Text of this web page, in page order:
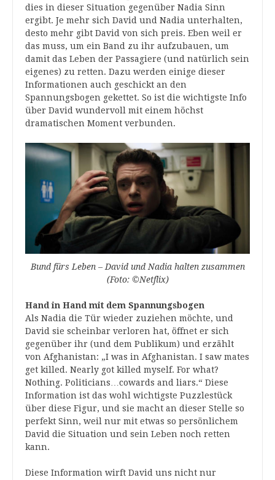
dies in dieser Situation gegenüber Nadia Sinn
ergibt. Je mehr sich David und Nadia unterhalten,
desto mehr gibt David von sich preis. Eben weil er
das muss, um ein Band zu ihr aufzubauen, um
damit das Leben der Passagiere (und natürlich sein
eigenes) zu retten. Dazu werden einige dieser
Informationen auch geschickt an den
Spannungsbogen gekettet. So ist die wichtigste Info
über David wundervoll mit einem höchst
dramatischen Moment verbunden.
Bund fürs Leben – David und Nadia halten zusammen
(Foto: ©Netflix)
Hand in Hand mit dem Spannungsbogen
Als Nadia die Tür wieder zuziehen möchte, und
David sie scheinbar verloren hat, öffnet er sich
gegenüber ihr (und dem Publikum) und erzählt
von Afghanistan: „I was in Afghanistan. I saw mates
get killed. Nearly got killed myself. For what?
Nothing. Politicians…cowards and liars.“ Diese
Information ist das wohl wichtigste Puzzlestück
über diese Figur, und sie macht an dieser Stelle so
perfekt Sinn, weil nur mit etwas so persönlichem
David die Situation und sein Leben noch retten
kann.
Diese Information wirft David uns nicht nur